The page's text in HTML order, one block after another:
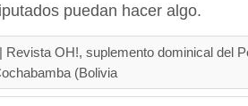
puedan hacer algo.
Revista OH!, suplemento dominical del
(Bolivia